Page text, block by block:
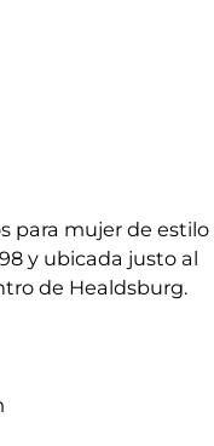
para mujer de estilo
y ubicada justo al
de Healdsburg.